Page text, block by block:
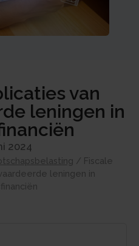
van
leningen in
2024
/ Fiscale
leningen in